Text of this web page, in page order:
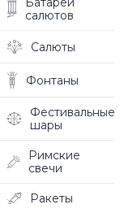
салютов
Салюты
Фонтаны
Фестивальные
шары
Римские
свечи
Ракеты